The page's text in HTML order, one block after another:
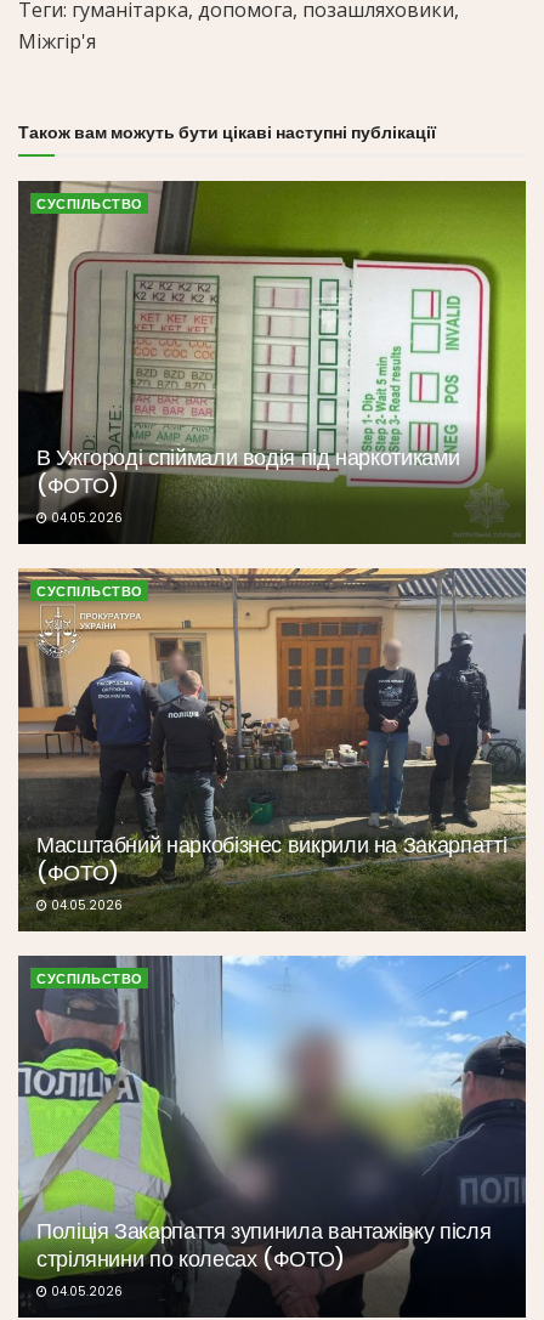
Теги: гуманітарка, допомога, позашляховики,
Міжгір'я
Також вам можуть бути цікаві наступні публікації
СУСПІЛЬСТВО
В Ужгороді спіймали водія під наркотиками
(ФОТО)
04.05.2026
СУСПІЛЬСТВО
Масштабний наркобізнес викрили на Закарпатті
(ФОТО)
04.05.2026
СУСПІЛЬСТВО
Поліція Закарпаття зупинила вантажівку після
стрілянини по колесах (ФОТО)
04.05.2026